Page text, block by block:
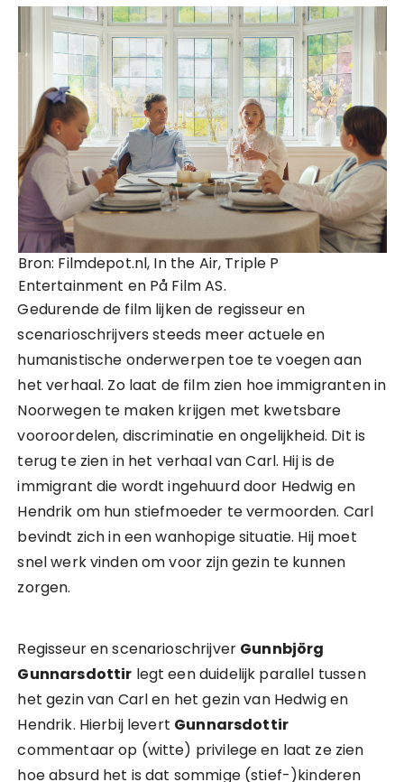
Bron: Filmdepot.nl, In the Air, Triple P
Entertainment en På Film AS.
Gedurende de film lijken de regisseur en
scenarioschrijvers steeds meer actuele en
humanistische onderwerpen toe te voegen aan
het verhaal. Zo laat de film zien hoe immigranten in
Noorwegen te maken krijgen met kwetsbare
vooroordelen, discriminatie en ongelijkheid. Dit is
terug te zien in het verhaal van Carl. Hij is de
immigrant die wordt ingehuurd door Hedwig en
Hendrik om hun stiefmoeder te vermoorden. Carl
bevindt zich in een wanhopige situatie. Hij moet
snel werk vinden om voor zijn gezin te kunnen
zorgen.
Regisseur en scenarioschrijver Gunnbjörg
Gunnarsdottir legt een duidelijk parallel tussen
het gezin van Carl en het gezin van Hedwig en
Hendrik. Hierbij levert Gunnarsdottir
commentaar op (witte) privilege en laat ze zien
hoe absurd het is dat sommige (stief-)kinderen